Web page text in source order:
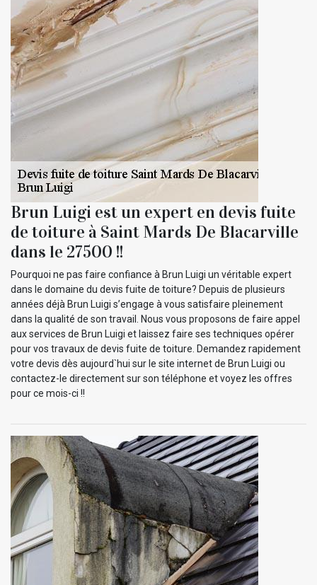
Brun Luigi est un expert en devis fuite
de toiture à Saint Mards De Blacarville
dans le 27500 !!
Pourquoi ne pas faire confiance à Brun Luigi un véritable expert
dans le domaine du devis fuite de toiture? Depuis de plusieurs
années déjà Brun Luigi s’engage à vous satisfaire pleinement
dans la qualité de son travail. Nous vous proposons de faire appel
aux services de Brun Luigi et laissez faire ses techniques opérer
pour vos travaux de devis fuite de toiture. Demandez rapidement
votre devis dès aujourd`hui sur le site internet de Brun Luigi ou
contactez-le directement sur son téléphone et voyez les offres
pour ce mois-ci !!